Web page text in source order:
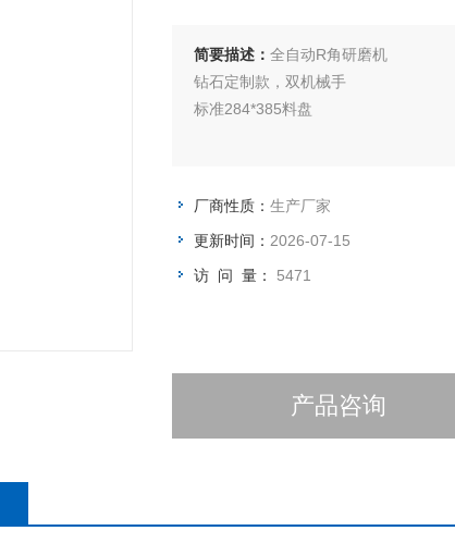
简要描述： 全自动R角研磨机
钻石定制款，双机械手
标准284*385料盘
厂商性质： 生产厂家
更新时间： 2026-07-15
访 问 量： 5471
产品咨询